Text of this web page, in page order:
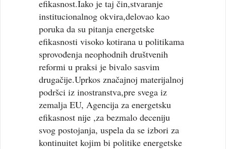
efikasnost.Iako je taj čin,stvaranje
institucionalnog okvira,delovao kao
poruka da su pitanja energetske
efikasnosti visoko kotirana u politikama
sprovođenja neophodnih društvenih
reformi u praksi je bivalo sasvim
drugačije.Uprkos značajnoj materijalnoj
podršci iz inostranstva,pre svega iz
zemalja EU, Agencija za energetsku
efikasnost nije ,za bezmalo deceniju
svog postojanja, uspela da se izbori za
kontinuitet kojim bi politike energetske